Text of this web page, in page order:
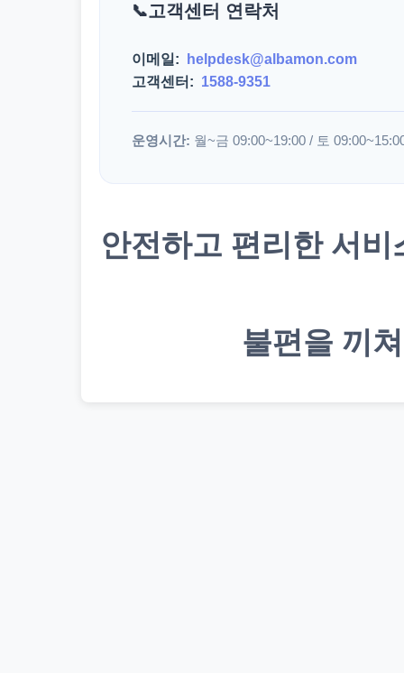
고객센터 연락처
이메일:
helpdesk@albamon.com
고객센터: 1588-9351
운영시간: 월~금 09:00~19:00 / 토
안전하고 편리한 서
불편을 끼